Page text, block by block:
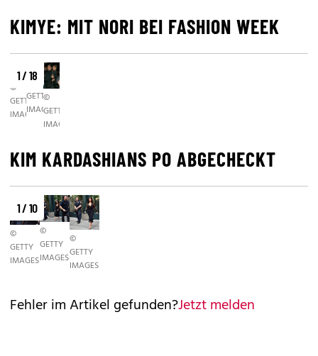
KIMYE: MIT NORI BEI FASHION WEEK
1 / 18
©
GETTY
IMAGES
©
GETTY
IMAGES
©
GETTY
IMAGES
KIM KARDASHIANS PO ABGECHECKT
1 / 10
©
GETTY
IMAGES
©
GETTY
IMAGES
©
GETTY
IMAGES
Fehler im Artikel gefunden?Jetzt melden